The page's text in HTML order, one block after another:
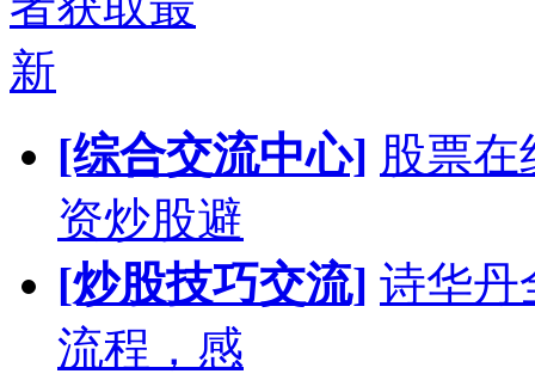
新
[综合交流中心] 股票
资炒股避
[炒股技巧交流] 诗华丹
流程，感